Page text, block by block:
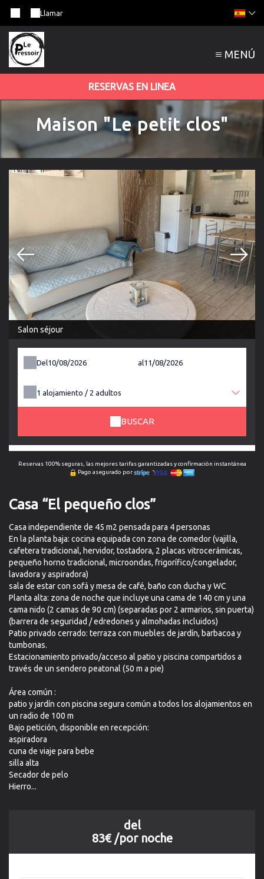
Llamar
MENÚ
RESERVAS EN LINEA
Maison "Le petit clos"
Salon séjour
Del al
1 alojamiento / 2 adultos
BUSCAR
Reservas 100% seguras, las mejores tarifas garantizadas y confirmación instantánea
Pago asegurado por
Casa “El pequeño clos”
Casa independiente de 45 m2 pensada para 4 personas
En la planta baja: cocina equipada con zona de comedor (vajilla,
cafetera tradicional, hervidor, tostadora, 2 placas vitrocerámicas,
pequeño horno tradicional, microondas, frigorífico/congelador,
lavadora y aspiradora)
sala de estar con sofá y mesa de café, baño con ducha y WC
Planta alta: zona de noche que incluye una cama de 140 cm y una
cama nido (2 camas de 90 cm) (separadas por 2 armarios, sin puerta)
(barrera de seguridad / edredones y almohadas incluidos)
Patio privado cerrado: terraza con muebles de jardín, barbacoa y
tumbonas.
Estacionamiento privado/acceso al patio y piscina compartidos a
través de un sendero peatonal (50 m a pie)
Área común :
patio y jardín con piscina segura común a todos los alojamientos en
un radio de 100 m
Bajo petición, disponible en recepción:
aspiradora
cuna de viaje para bebe
silla alta
Secador de pelo
Hierro...
del
83€/por noche